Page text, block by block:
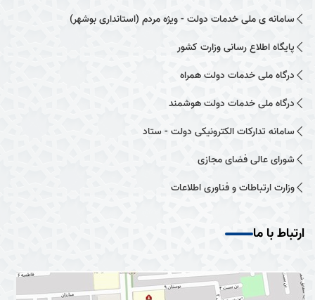
سامانه ی ملی خدمات دولت - ویژه مردم (استانداری بوشهر)
پایگاه اطلاع رسانی وزارت کشور
درگاه ملی خدمات دولت همراه
درگاه ملی خدمات دولت هوشمند
سامانه تدارکات الکترونیکی دولت - ستاد
شورای عالی فضای مجازی
وزارت ارتباطات و فناوری اطلاعات
ارتباط با ما